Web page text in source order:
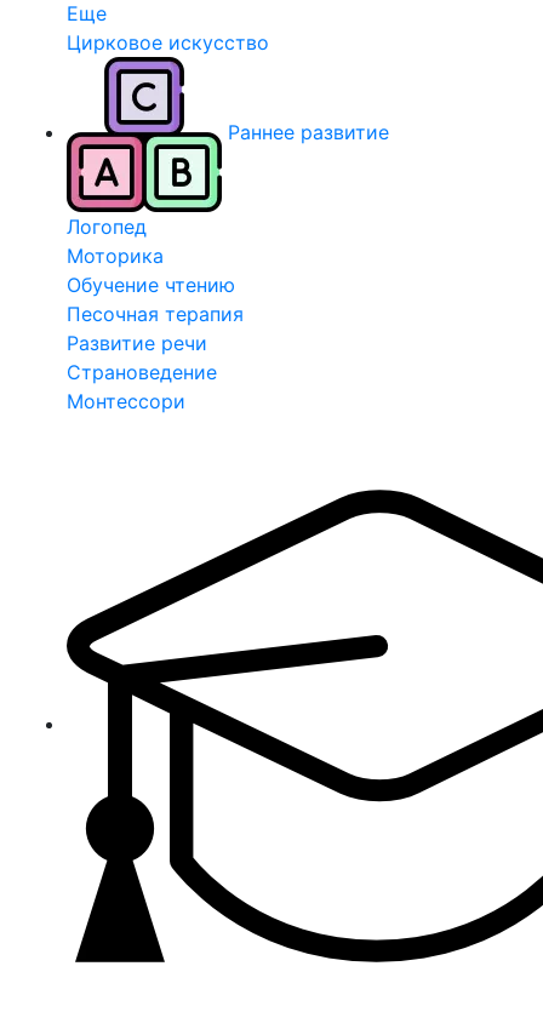
Еще
Цирковое искусство
Раннее развитие
Логопед
Моторика
Обучение чтению
Песочная терапия
Развитие речи
Страноведение
Монтессори